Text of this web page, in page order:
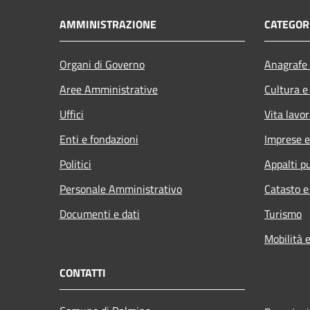
AMMINISTRAZIONE
Organi di Governo
Aree Amministrative
Uffici
Enti e fondazioni
Politici
Personale Amministrativo
Documenti e dati
Cultura
Vita
Imprese
Appalti
Catasto
Turismo
Mobilità
CONTATTI